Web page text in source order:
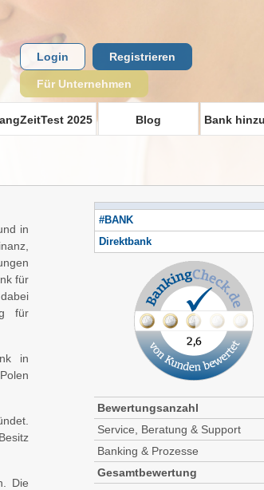
2025 Blog Bank
Login Registrieren
Für Unternehmen
in
für
für
in
Die
#BANK
Direktbank
Bewertungsanzahl
Service, Beratung & Support
Banking & Prozesse
Gesamtbewertung